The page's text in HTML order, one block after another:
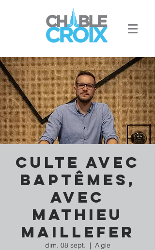
Culte avec
baptêmes,
avec
Mathieu
Maillefer
dim. 08 sept.
  |
Aigle